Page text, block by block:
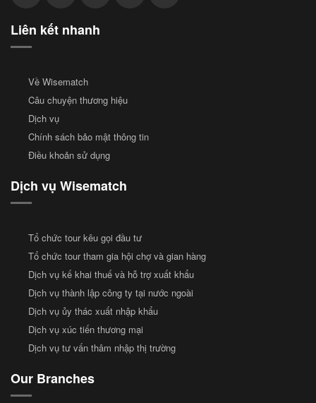
Liên kết nhanh
Về Wisematch
Câu chuyện thương hiệu
Dịch vụ
Chính sách bảo mật thông tin
Điều khoản sử dụng
Dịch vụ Wisematch
Tổ chức tour kêu gọi đầu tư
Tổ chức tour tham gia hội chợ và gian hàng
Dịch vụ kế khai thuế và hỗ trợ xuất khẩu
Dịch vụ thành lập công ty tại nước ngoài
Dịch vụ ủy thác xuất nhập khẩu
Dịch vụ xúc tiến thương mại
Dịch vụ tư vấn thâm nhập thị trường
Our Branches